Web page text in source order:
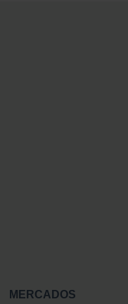
MERCADOS